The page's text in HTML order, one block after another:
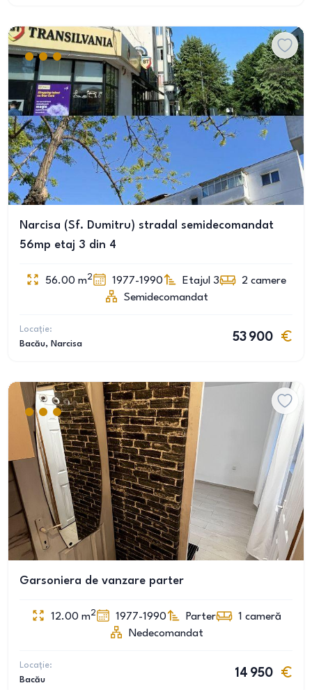
Narcisa (Sf. Dumitru) stradal semidecomandat
56mp etaj 3 din 4
56.00 m2 1977-1990 Etajul 3 2 camere
Semidecomandat
Locație:
Bacău, Narcisa
53 900
Garsoniera de vanzare parter
12.00 m2 1977-1990 Parter 1 cameră
Nedecomandat
Locație:
Bacău
14 950